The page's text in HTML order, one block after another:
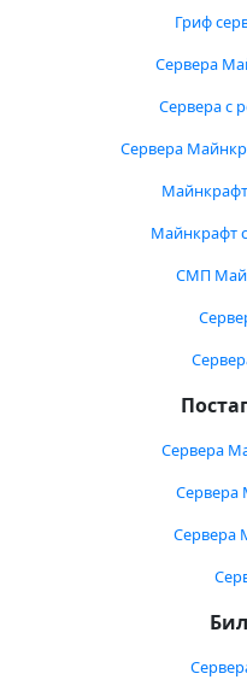
Гриф
Сервера
Сервера с
Сервера
Майнкрафт
СМП
Сервера
Сервера
Сервера